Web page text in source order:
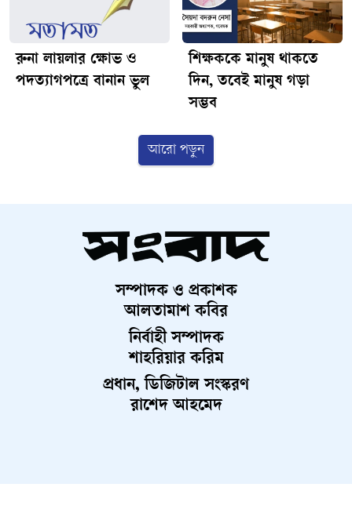
রুনা লায়লার ক্ষোভ ও
পদত্যাগপত্রে বানান ভুল
শিক্ষককে মানুষ থাকতে
দিন, তবেই মানুষ গড়া
সম্ভব
আরো পড়ুন
সম্পাদক ও প্রকাশক
আলতামাশ কবির
নির্বাহী সম্পাদক
শাহরিয়ার করিম
প্রধান, ডিজিটাল সংস্করণ
রাশেদ আহমেদ